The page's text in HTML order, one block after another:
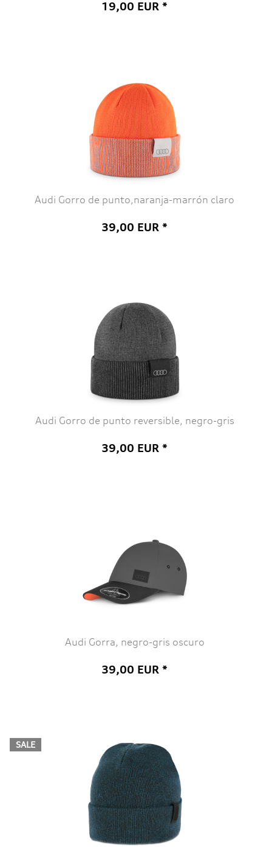
19,00 EUR *
Audi Gorro de punto,naranja-marrón claro
39,00 EUR *
Audi Gorro de punto reversible, negro-gris
39,00 EUR *
Audi Gorra, negro-gris oscuro
39,00 EUR *
SALE